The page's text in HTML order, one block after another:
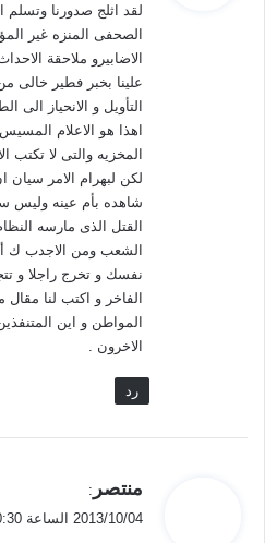
ل
لقد اثلج صدورنا وتسلم
الصحفى المنزه غير
الاضابيرو ملاحقة
علينا بخبر فطير خالى
التأويل و الانحياز الى
اهذا هو الاعلام
المخزيه والتى لا تكتب
لكن لبهرام الامر
شاهده بأم عينه وليس
القتل الذى مارسه
الشعب ومن الاجدب ك
نفسك و تخرج راجلا و
الفاخر و اكتب لنا
المواطن و اين
الاخرون .
رد
منتصر :
2013/10/04 الساعة 10:30 م